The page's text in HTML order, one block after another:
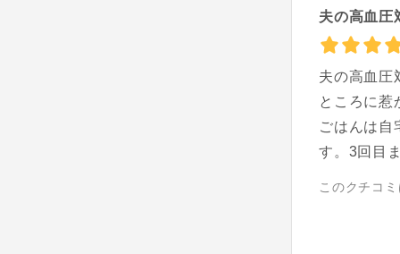
夫の高血圧
夫の高血圧
ところに惹
ごはんは自
す。3回目
このクチコ